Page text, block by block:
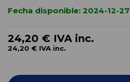
Fecha disponible: 2024-12-27
24,20 € IVA inc.
24,20 € IVA inc.